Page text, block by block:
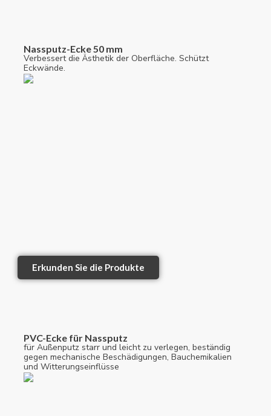
Nassputz-Ecke 50 mm
Verbessert die Ästhetik der Oberfläche. Schützt
Eckwände.
Erkunden Sie die Produkte
PVC-Ecke für Nassputz
für Außenputz starr und leicht zu verlegen, beständig
gegen mechanische Beschädigungen, Bauchemikalien
und Witterungseinflüsse